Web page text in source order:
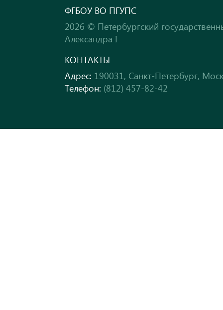
ФГБОУ ВО ПГУПС
2026 © Петербургский
Александра I
КОНТАКТЫ
Адрес: 190031, Санкт-Петербург,
Телефон: (812) 457-82-42